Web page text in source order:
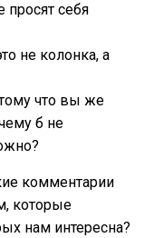
просят себя
не колонка, а
что вы же
б не
комментарии
которые
нам интересна?